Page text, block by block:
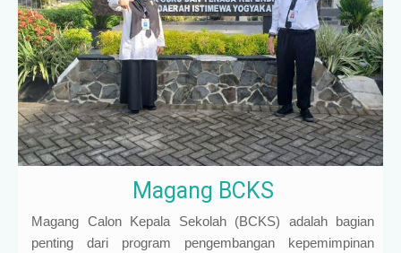
Magang BCKS
Magang Calon Kepala Sekolah (BCKS) adalah bagian
penting dari program pengembangan kepemimpinan